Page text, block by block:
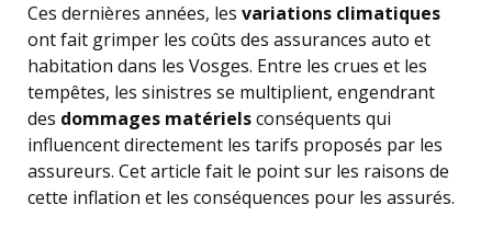
Ces dernières années, les variations climatiques
ont fait grimper les coûts des assurances auto et
habitation dans les Vosges. Entre les crues et les
tempêtes, les sinistres se multiplient, engendrant
des dommages matérielsconséquents qui
influencent directement les tarifs proposés par les
assureurs. Cet article fait le point sur les raisons de
cette inflation et les conséquences pour les assurés.